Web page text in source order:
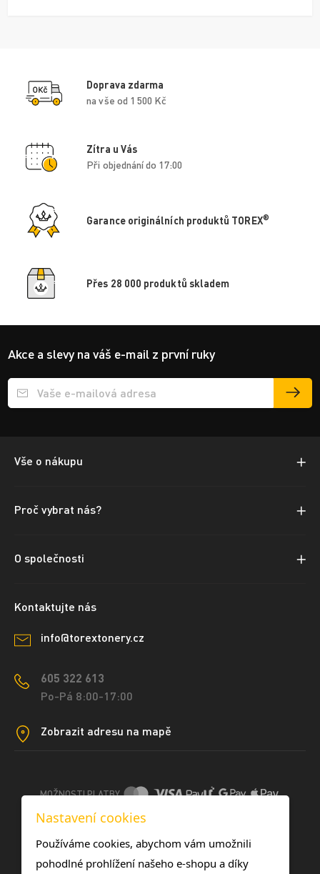
Doprava zdarma
na vše od 1 500 Kč
Zítra u Vás
Při objednání do 17:00
Garance originálních produktů TOREX®
Přes 28 000 produktů skladem
Akce a slevy na váš e-mail z první ruky
Přihlášení e-mailu k odběru
Vše o nákupu
Proč vybrat nás?
O společnosti
Kontaktujte nás
info@torextonery.cz
605 322 613
Po-Pá 8:00-17:00
Zobrazit adresu na mapě
MOŽNOSTI PLATBY
DOPRAVNÍ METODY
Nastavení cookies
Používáme cookies, abychom vám umožnili
pohodlné prohlížení našeho e-shopu a díky